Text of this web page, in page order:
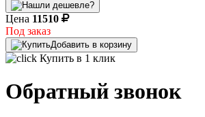
Цена 11510
Под заказ
Добавить в корзину
Купить в 1 клик
Обратный звонок